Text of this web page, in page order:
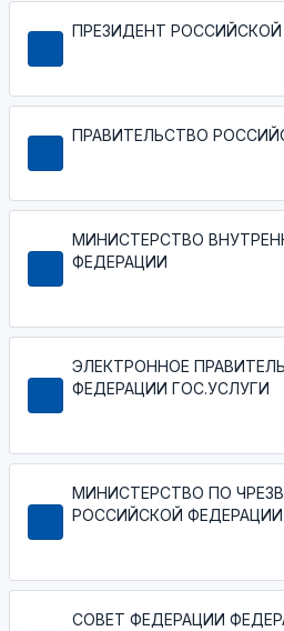
ПРЕЗИДЕНТ
ПРАВИТЕЛЬСТВО
МИНИСТЕРСТВО
ФЕДЕРАЦИИ
ЭЛЕКТРОННОЕ
ФЕДЕРАЦИИ ГОС.УСЛУГИ
МИНИСТЕРСТВО ПО
РОССИЙСКОЙ ФЕДЕРАЦИИ
СОВЕТ ФЕДЕРАЦИИ